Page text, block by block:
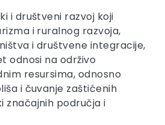
i društveni razvoj koji
i ruralnog razvoja,
i društvene integracije,
odnosi na održivo
resursima, odnosno
i čuvanje zaštićenih
značajnih područja i